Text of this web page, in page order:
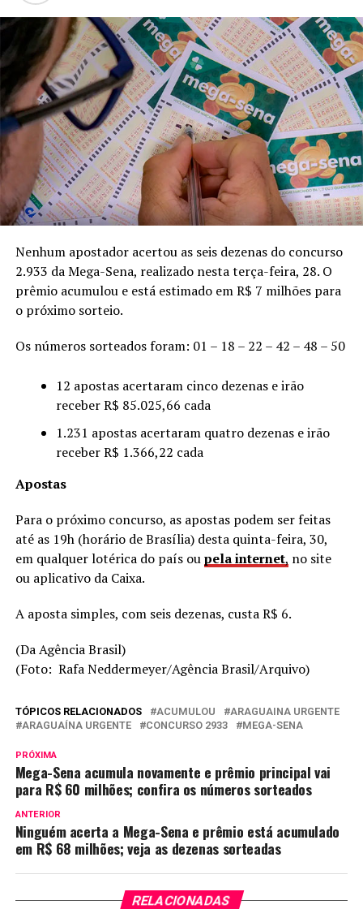
Nenhum apostador acertou as seis dezenas do concurso
2.933 da Mega-Sena, realizado nesta terça-feira, 28. O
prêmio acumulou e está estimado em R$ 7 milhões para
o próximo sorteio.
Os números sorteados foram: 01 – 18 – 22 – 42 – 48 – 50
12 apostas acertaram cinco dezenas e irão
receber R$ 85.025,66 cada
1.231 apostas acertaram quatro dezenas e irão
receber R$ 1.366,22 cada
Apostas
Para o próximo concurso, as apostas podem ser feitas
até as 19h (horário de Brasília) desta quinta-feira, 30,
em qualquer lotérica do país oupela internet, no site
ou aplicativo da Caixa.
A aposta simples, com seis dezenas, custa R$ 6.
(Da Agência Brasil)
(Foto: Rafa Neddermeyer/Agência Brasil/Arquivo)
TÓPICOS RELACIONADOS ACUMULOU
ARAGUAINA URGENTE
ARAGUAÍNA URGENTE
CONCURSO 2933 MEGA-SENA
PRÓXIMA
Mega-Sena acumula novamente e prêmio principal vai
para R$ 60 milhões; confira os números sorteados
ANTERIOR
Ninguém acerta a Mega-Sena e prêmio está acumulado
em R$ 68 milhões; veja as dezenas sorteadas
RELACIONADAS